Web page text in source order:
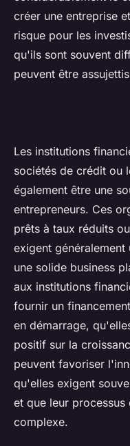
créer une entreprise
risque pour les
qu'ils sont souvent
peuvent être
Les institutions
sociétés de crédit ou
également être une
entrepreneurs. Ces
prêts à taux réduits
exigent
une solide business
aux institutions
fournir un
en démarrage,
positif sur la
peuvent favoriser
qu'elles exigent
et que leur
complexe.